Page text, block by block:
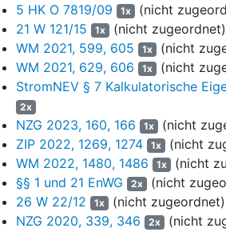
(1) Dies zeige sich am Rückgang des
um etwa 26% und dem Erreichen des
2018 erst wieder im Jahr 2022. Nicht
Wachstumsraten weit unterhalb der
Wettbewerber A… L… S.A. und A… P…
Gesellschaft mit dem Thema „Flüssiggas“
Hauptprofiteure des Energiemix sein
Analystenschätzung von UBS mit einem
den zu konservativen Ansatz der
überproportional und somit die
unterproportional eingeschätzt würden.
nach einer doppelten Berücksichtigung
5 HK O 7819/09
1x (nicht
21 W 121/15
1x (nicht zugeordnet)
WM 2021, 599, 605
1x (nicht
WM 2021, 629, 606
1x (nicht
StromNEV § 7 Kalkulatorische
2x
NZG 2023, 160, 166 1x (nicht
ZIP 2022, 1269, 1274
1x (nicht
WM 2022, 1480, 1486
1x (nicht
§§ 1 und 21 EnWG
2x (nicht
26 W 22/12
1x (nicht zugeordnet)
NZG 2020, 339, 346
2x (nicht